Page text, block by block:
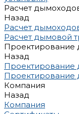
Расчет
Назад
Расчет
Расчет дымовой
Проектирование
Назад
Проектирование
Проектирование
Компания
Назад
Компания